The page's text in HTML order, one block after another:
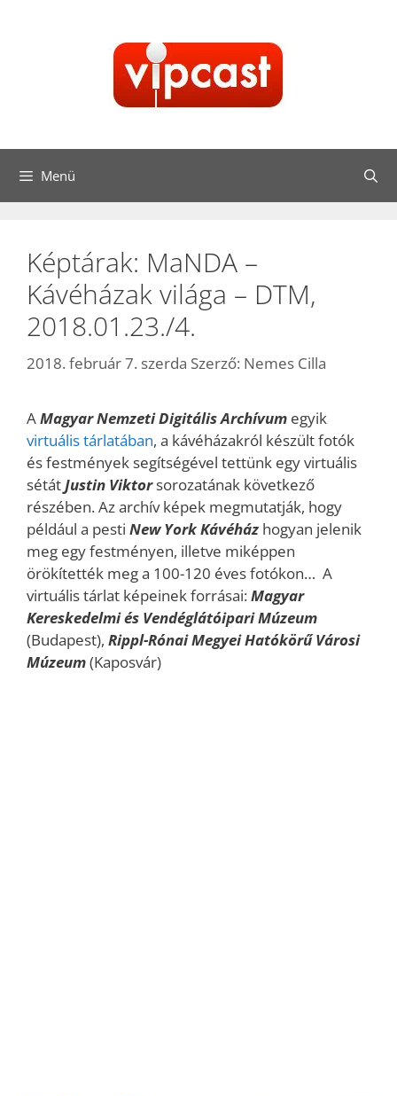
Menü
Képtárak: MaNDA –
Kávéházak világa – DTM,
2018.01.23./4.
2018. február 7. szerda Szerző: Nemes Cilla
AMagyar Nemzeti Digitális Archívum egyik
virtuális tárlatában, a kávéházakról készült fotók
és festmények segítségével tettünk egy virtuális
sétát Justin Viktorsorozatának következő
részében. Az archív képek megmutatják, hogy
például a pesti New York Kávéház hogyan jelenik
meg egy festményen, illetve miképpen
örökítették meg a 100-120 éves fotókon… A
virtuális tárlat képeinek forrásai:Magyar
Kereskedelmi és Vendéglátóipari Múzeum
(Budapest), Rippl-Rónai Megyei Hatókörű Városi
Múzeum(Kaposvár)